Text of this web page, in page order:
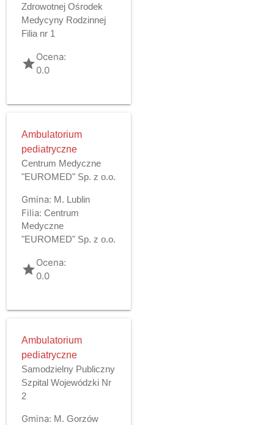
Zdrowotnej Ośrodek
Medycyny Rodzinnej
Filia nr 1
gradeOcena:
0.0
Ambulatorium
pediatryczne
Centrum Medyczne
"EUROMED" Sp. z o.o.
Gmina: M. Lublin
Filia: Centrum
Medyczne
"EUROMED" Sp. z o.o.
gradeOcena:
0.0
Ambulatorium
pediatryczne
Samodzielny Publiczny
Szpital Wojewódzki Nr
2
Gmina: M. Gorzów